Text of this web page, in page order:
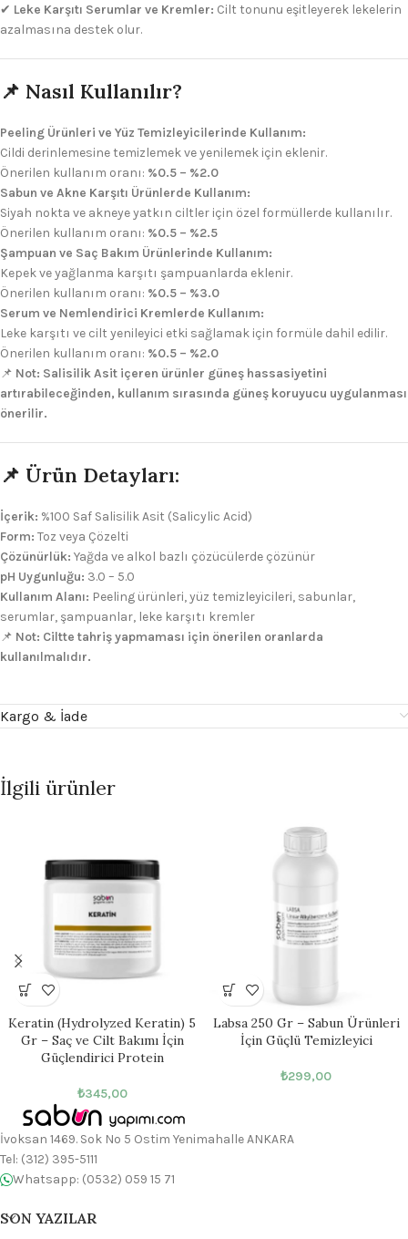
✔ Leke Karşıtı Serumlar ve Kremler: Cilt tonunu eşitleyerek lekelerin
azalmasına destek olur.
📌 Nasıl Kullanılır?
Peeling Ürünleri ve Yüz Temizleyicilerinde Kullanım:
Cildi derinlemesine temizlemek ve yenilemek için eklenir.
Önerilen kullanım oranı: %0.5 – %2.0
Sabun ve Akne Karşıtı Ürünlerde Kullanım:
Siyah nokta ve akneye yatkın ciltler için özel formüllerde kullanılır.
Önerilen kullanım oranı: %0.5 – %2.5
Şampuan ve Saç Bakım Ürünlerinde Kullanım:
Kepek ve yağlanma karşıtı şampuanlarda eklenir.
Önerilen kullanım oranı: %0.5 – %3.0
Serum ve Nemlendirici Kremlerde Kullanım:
Leke karşıtı ve cilt yenileyici etki sağlamak için formüle dahil edilir.
Önerilen kullanım oranı: %0.5 – %2.0
📌 Not: Salisilik Asit içeren ürünler güneş hassasiyetini
artırabileceğinden, kullanım sırasında güneş koruyucu uygulanması
önerilir.
📌 Ürün Detayları:
İçerik: %100 Saf Salisilik Asit (Salicylic Acid)
Form: Toz veya Çözelti
Çözünürlük: Yağda ve alkol bazlı çözücülerde çözünür
pH Uygunluğu: 3.0 – 5.0
Kullanım Alanı: Peeling ürünleri, yüz temizleyicileri, sabunlar,
serumlar, şampuanlar, leke karşıtı kremler
📌 Not: Ciltte tahriş yapmaması için önerilen oranlarda
kullanılmalıdır.
Kargo & İade
İlgili ürünler
Keratin (Hydrolyzed Keratin) 5
Gr – Saç ve Cilt Bakımı İçin
Güçlendirici Protein
₺345,00
Labsa 250 Gr – Sabun Ürünleri
İçin Güçlü Temizleyici
₺299,00
İvoksan 1469. Sok No 5 Ostim Yenimahalle ANKARA
Tel: (312) 395-5111
Whatsapp: (0532) 059 15 71
SON YAZILAR